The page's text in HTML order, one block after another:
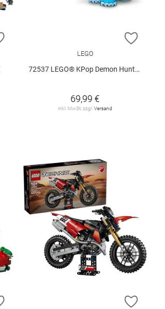
ZUR
LEGO
72537 LEGO® KPop Demon Hunters 72537 V29
69,99 €
inkl. MwSt. zzgl.Versand
ZUR